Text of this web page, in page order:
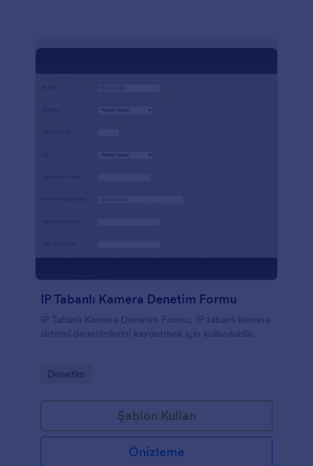
IP Tabanlı Kamera Denetim Formu
IP Tabanlı Kamera Denetim Formu, IP tabanlı kamera
sistemi denetimlerini kaydetmek için kullanılabilir.
Go to Category:
Denetim
Şablon Kullan
Önizleme